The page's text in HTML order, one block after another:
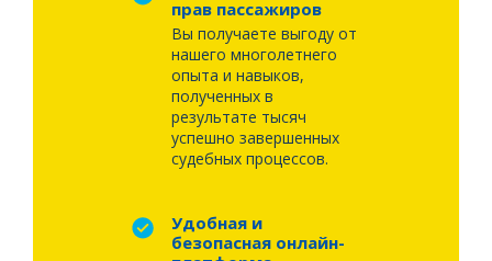
прав пассажиров
Вы получаете выгоду от
нашего многолетнего
опыта и навыков,
полученных в
результате тысяч
успешно завершенных
судебных процессов.
Удобная и
безопасная онлайн-